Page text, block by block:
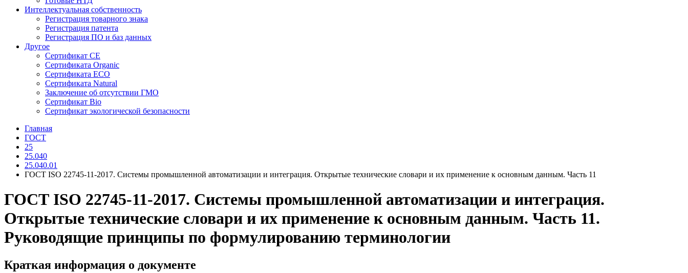
Интеллектуальная собственность
Регистрация товарного знака
Регистрация патента
Регистрация ПО и баз данных
Другое
Сертификат СЕ
Сертификата Organic
Сертификата ECO
Сертификата Natural
Заключение об отсутствии ГМО
Сертификат Bio
Сертификат экологической безопасности
Главная
ГОСТ
25
25.040
25.040.01
ГОСТ ISO 22745-11-2017. Системы промышленной автоматизации и интеграция. Открытые технические словари и их применение к основным данным. Часть 11
ГОСТ ISO 22745-11-2017. Системы промышленной автоматизации и интеграция.
Открытые технические словари и их применение к основным данным. Часть 11.
Руководящие принципы по формулированию терминологии
Краткая информация о документе